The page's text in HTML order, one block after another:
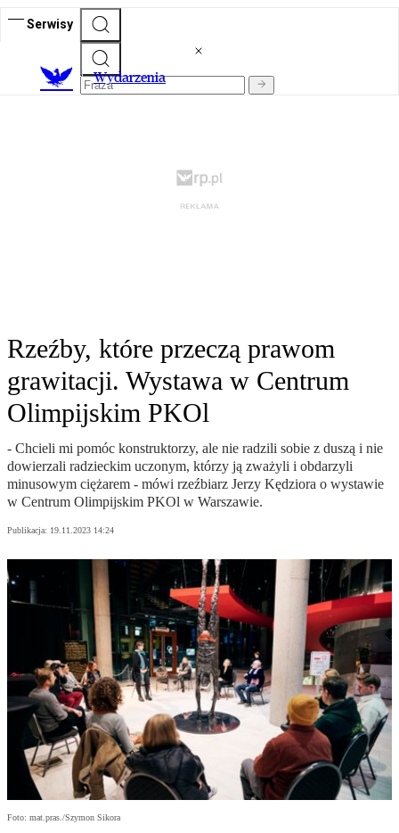
Serwisy
Wydarzenia
Rzeźby, które przeczą prawom
grawitacji. Wystawa w Centrum
Olimpijskim PKOl
- Chcieli mi pomóc konstruktorzy, ale nie radzili sobie z duszą i nie
dowierzali radzieckim uczonym, którzy ją zważyli i obdarzyli
minusowym ciężarem - mówi rzeźbiarz Jerzy Kędziora o wystawie
w Centrum Olimpijskim PKOl w Warszawie.
Publikacja: 19.11.2023 14:24
Foto: mat.pras./Szymon Sikora